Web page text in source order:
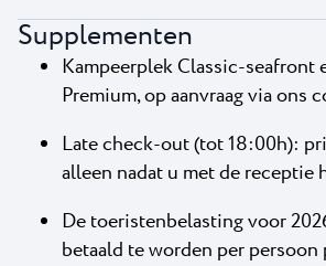
Supplementen
Kampeerplek Classic-seafront
Premium, op aanvraag via ons
Late check-out (tot 18:00h):
alleen nadat u met de receptie
De toeristenbelasting voor
betaald te worden per persoon